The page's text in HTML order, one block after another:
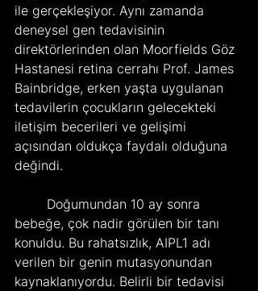
ile gerçekleşiyor. Aynı zamanda
deneysel gen tedavisinin
direktörlerinden olan Moorfields Göz
Hastanesi retina cerrahı Prof. James
Bainbridge, erken yaşta uygulanan
tedavilerin çocukların gelecekteki
iletişim becerileri ve gelişimi
açısından oldukça faydalı olduğuna
değindi.
bebeğe, çok nadir görülen bir tanı
konuldu. Bu rahatsızlık, AIPL1 adı
verilen bir genin mutasyonundan
kaynaklanıyordu. Belirli bir tedavisi